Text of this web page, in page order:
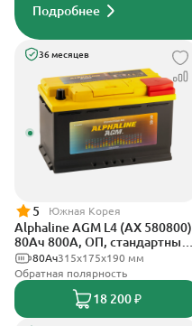
Подробнее
36 месяцев
5 Южная Корея
Alphaline AGM L4 (AX 580800)
80Ач 800А, ОП, стандартные
клеммы315х175х190 мм
80Ач
Обратная полярность
18 200 ₽